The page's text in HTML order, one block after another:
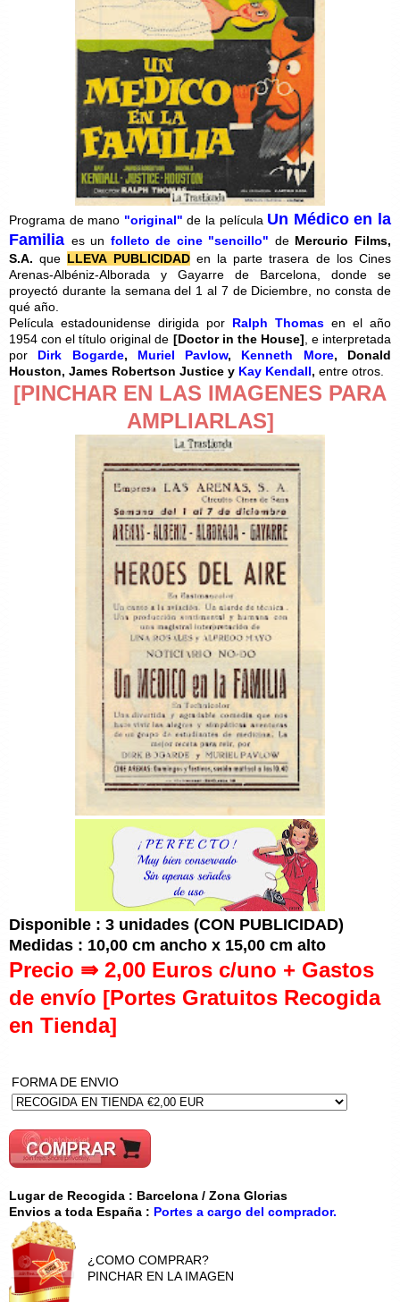
Programa de mano "original" de la película Un Médico en la
Familia es un folleto de cine "sencillo" de Mercurio Films,
S.A.que LLEVA PUBLICIDADen la parte trasera de los Cines
Arenas-Albéniz-Alborada y Gayarre de Barcelona, donde se
proyectó durante la semana del 1 al 7 de Diciembre, no consta de
qué año.
Película estadounidense dirigida por Ralph Thomas en el año
1954 con el título original de [Doctor in the House] , e interpretada
por Dirk Bogarde, Muriel Pavlow, Kenneth More, Donald
Houston, James Robertson Justice y Kay Kendall, entre otros.
[PINCHAR EN LAS IMAGENES PARA
AMPLIARLAS]
Disponible : 3 unidades (CON PUBLICIDAD)
Medidas : 10,00 cm ancho x 15,00 cm alto
Precio ⇛ 2,00 Euros c/uno + Gastos
de envío [Portes Gratuitos Recogida
en Tienda]
FORMA DE ENVIO
Lugar de Recogida : Barcelona / Zona Glorias
Envios a toda España : Portes a cargo del comprador.
¿COMO COMPRAR?
PINCHAR EN LA IMAGEN